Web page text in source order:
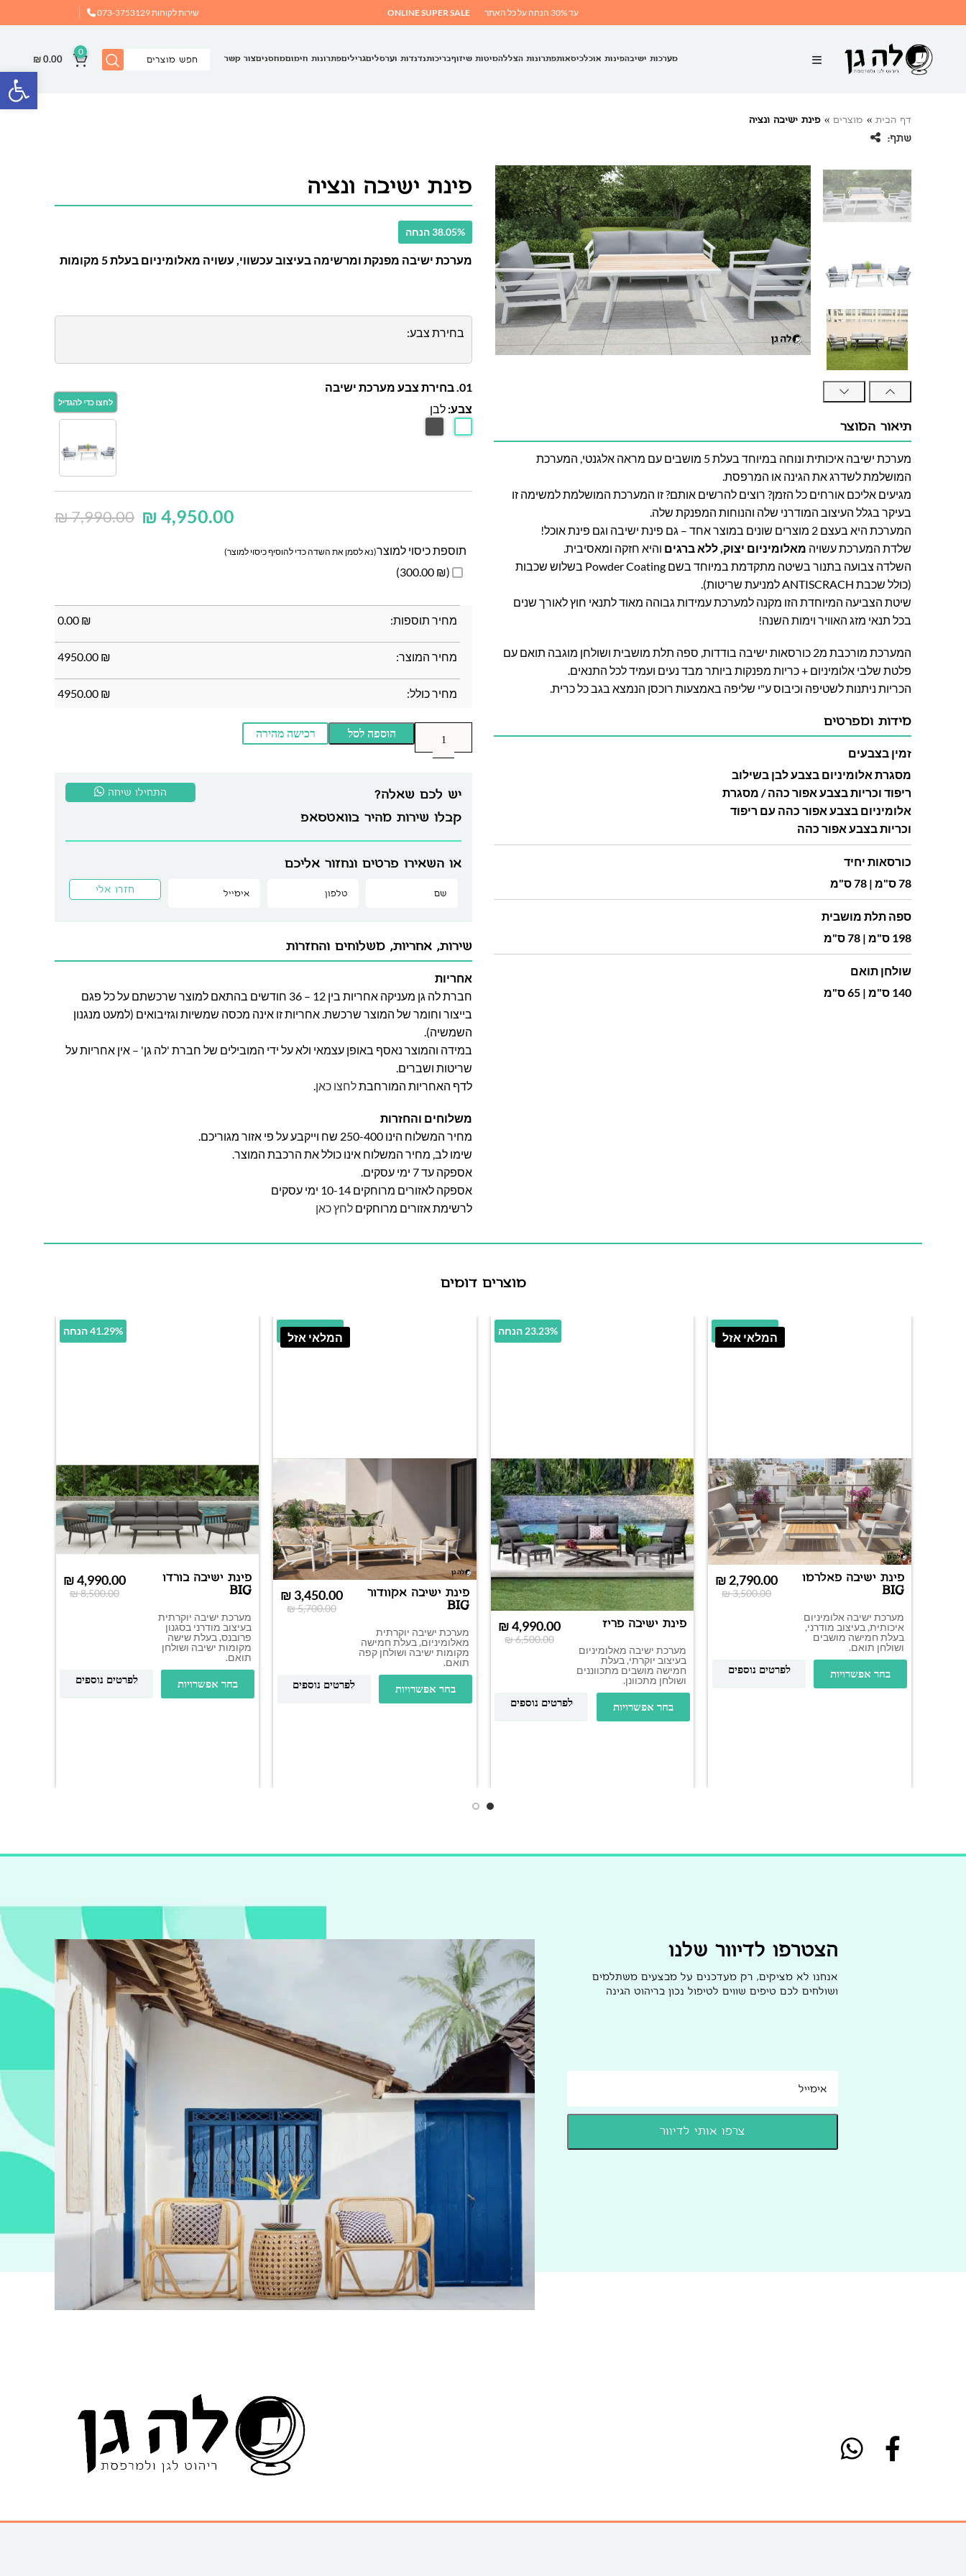
עד 30% הנחה על כל האתר ONLINE SUPER SALE שירות לקוחות073-3753129
מערכות ישיבהפינות אוכלכיסאותפתרונות הצללהמיטות שיזוףבריכותנדנדות וערסליםגריליםפתרונות חימוםמחסניםצור קשר
0
₪0.00
דף הבית » מוצרים » פינת ישיבה ונציה
שתף:
תיאור המוצר
מערכת ישיבה איכותית ונוחה במיוחד בעלת 5 מושבים עם מראה אלגנטי, המערכת
המושלמת לשדרג את הגינה או המרפסת.
מגיעים אליכם אורחים כל הזמן? רוצים להרשים אותם? זו המערכת המושלמת למשימה זו
בעיקר בגלל העיצוב המודרני שלה והנוחות המפנקת שלה.
המערכת היא בעצם 2 מוצרים שונים במוצר אחד – גם פינת ישיבה וגם פינת אוכל!
שלדת המערכת עשויה מאלומיניום יצוק, ללא ברגים והיא חזקה ומאסיבית.
השלדה צבועה בתנור בשיטה מתקדמת במיוחד בשם Powder Coating בשלוש שכבות
(כולל שכבת ANTISCRACH למניעת שריטות).
שיטת הצביעה המיוחדת הזו מקנה למערכת עמידות גבוהה מאוד לתנאי חוץ לאורך שנים
בכל תנאי מזג האוויר וימות השנה!
המערכת מורכבת מ2 כורסאות ישיבה בודדות, ספה תלת מושבית ושולחן מוגבה תואם עם
פלטת שלבי אלומיניום + כריות מפנקות ביותר מבד נעים ועמיד לכל התנאים.
הכריות ניתנות לשטיפה וכיבוס ע"י שליפה באמצעות רוכסן הנמצא בגב כל כרית.
מידות ומפרטים
זמין בצבעים
מסגרת אלומיניום בצבע לבן בשילוב
ריפוד וכריות בצבע אפור כהה / מסגרת
אלומיניום בצבע אפור כהה עם ריפוד
וכריות בצבע אפור כהה
כורסאות יחיד
78 ס"מ | 78 ס"מ
ספה תלת מושבית
198 ס"מ | 78 ס"מ
שולחן תואם
140 ס"מ | 65 ס"מ
פינת ישיבה ונציה
38.05% הנחה
מערכת ישיבה מפנקת ומרשימה בעיצוב עכשווי, עשויה מאלומיניום בעלת 5 מקומות
בחירת צבע:
01. בחירת צבע מערכת ישיבה
צבע: לבן
₪7,990.00 ₪ 4,950.00
תוספת כיסוי למוצר(נא לסמן את השדה כדי להוסיף כיסוי למוצר)
(₪ 300.00)
מחיר תוספות: ₪
0.00
מחיר המוצר: ₪
4950.00
מחיר כולל: ₪
4950.00
הוספה לסל רכישה מהירה
יש לכם שאלה?
קבלו שירות מהיר בוואטסאפ
התחילו שיחה
או השאירו פרטים ונחזור אליכם
שירות, אחריות, משלוחים והחזרות
אחריות
חברת לה גן מעניקה אחריות בין 12 – 36 חודשים בהתאם למוצר שרכשתם על כל פגם
בייצור וחומר של המוצר שרכשת. אחריות זו אינה מכסה שמשיות וגזיבואים (למעט מנגנון
השמשיה).
במידה והמוצר נאסף באופן עצמאי ולא על ידי המובילים של חברת 'לה גן' – אין אחריות על
שריטות ושברים.
לדף האחריות המורחבתלחצו כאן.
משלוחים והחזרות
מחיר המשלוח הינו 250-400 שח וייקבע על פי אזור מגוריכם.
שימו לב, מחיר המשלוח אינו כולל את הרכבת המוצר.
אספקה עד 7 ימי עסקים.
אספקה לאזורים מרוחקים 10-14 ימי עסקים
לרשימת אזורים מרוחקים לחץ כאן
מוצרים דומים
המלאי אזל
20.29% הנחה
פינת ישיבה פאלרמו
BIG
מערכת ישיבה אלומיניום
איכותית, בעיצוב מודרני,
בעלת חמישה מושבים
ושולחן תואם.
₪3,500.00
₪ 2,790.00
בחר אפשרויות לפרטים נוספים
23.23% הנחה
פינת ישיבה פריז
מערכת ישיבה מאלומיניום
בעיצוב יוקרתי, בעלת
חמישה מושבים מתכווננים
ושולחן מתכוונן.
₪6,500.00
₪4,990.00
בחר אפשרויות לפרטים נוספים
המלאי אזל
39.47% הנחה
פינת ישיבה אקוודור
BIG
מערכת ישיבה יוקרתית
מאלומיניום, בעלת חמישה
מקומות ישיבה ושולחן קפה
תואם.
₪5,700.00
₪ 3,450.00
בחר אפשרויות לפרטים נוספים
41.29% הנחה
פינת ישיבה בורדו
BIG
מערכת ישיבה יוקרתית
בעיצוב מודרני בסגנון
פרובנס, בעלת שישה
מקומות ישיבה ושולחן
תואם.
₪8,500.00
₪4,990.00
בחר אפשרויות לפרטים נוספים
הצטרפו לדיוור שלנו
אנחנו לא מציקים, רק מעדכנים על מבצעים משתלמים
ושולחים לכם טיפים שווים לטיפול נכון בריהוט הגינה